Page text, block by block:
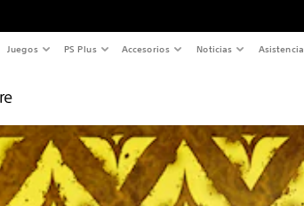
Juegos PS Plus Accesorios Noticias Asistencia